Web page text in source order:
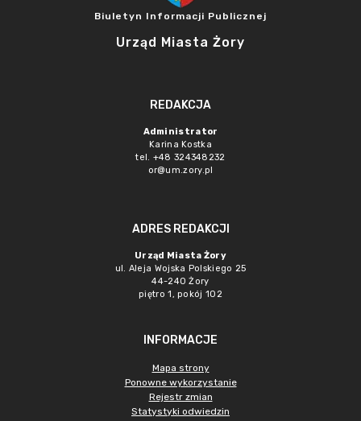
Biuletyn Informacji Publicznej
Urząd Miasta Żory
REDAKCJA
Administrator
Karina Kostka
tel. +48 324348232
or@um.zory.pl
ADRES REDAKCJI
Urząd Miasta Żory
ul. Aleja Wojska Polskiego 25
44-240 Żory
piętro 1, pokój 102
INFORMACJE
Mapa strony
Ponowne wykorzystanie
Rejestr zmian
Statystyki odwiedzin